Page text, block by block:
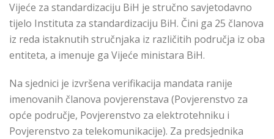
Vijeće za standardizaciju BiH je stručno savjetodavno
tijelo Instituta za standardizaciju BiH. Čini ga 25 članova
iz reda istaknutih stručnjaka iz različitih područja iz oba
entiteta, a imenuje ga Vijeće ministara BiH.
Na sjednici je izvršena verifikacija mandata ranije
imenovanih članova povjerenstava (Povjerenstvo za
opće područje, Povjerenstvo za elektrotehniku i
Povjerenstvo za telekomunikacije). Za predsjednika